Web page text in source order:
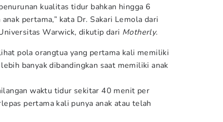
kualitas tidur bahkan hingga 6
pertama,” kata Dr. Sakari Lemola dari
Warwick, dikutip dari Motherly.
pola orangtua yang pertama kali memiliki
banyak dibandingkan saat memiliki anak
waktu tidur sekitar 40 menit per
pertama kali punya anak atau telah